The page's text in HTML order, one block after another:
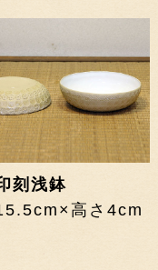
刻浅鉢
高さ4cm